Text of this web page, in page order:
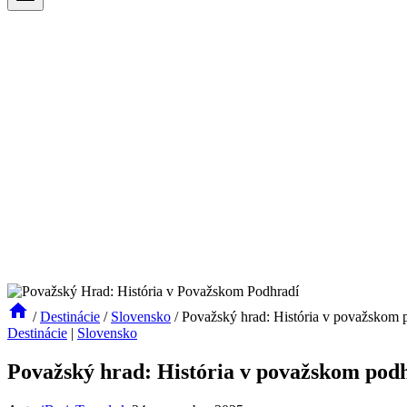
/ Destinácie / Slovensko / Považský hrad: História v považskom
Destinácie | Slovensko
Považský hrad: História v považskom